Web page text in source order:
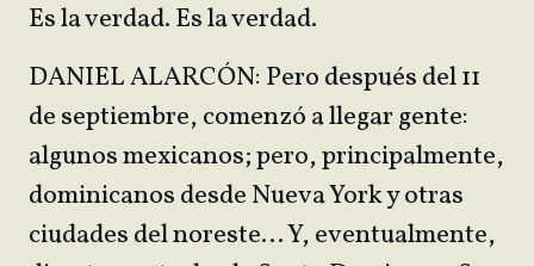
Es la verdad. Es la verdad.
DANIEL ALARCÓN: Pero después del 11
de septiembre, comenzó a llegar gente:
algunos mexicanos; pero, principalmente,
dominicanos desde Nueva York y otras
ciudades del noreste… Y, eventualmente,